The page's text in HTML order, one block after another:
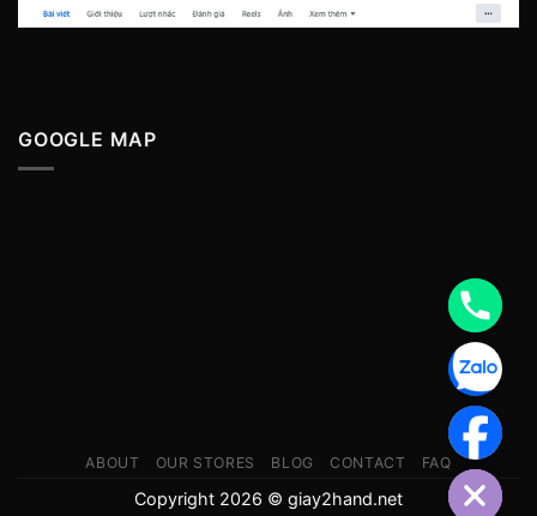
GOOGLE MAP
ABOUT OUR STORES BLOG CONTACT FAQ
Copyright 2026 © giay2hand.net